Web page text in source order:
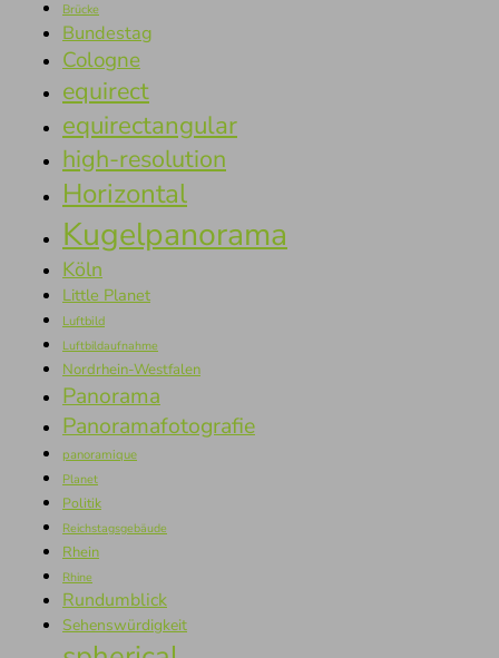
Brücke
Bundestag
Cologne
equirect
equirectangular
high-resolution
Horizontal
Kugelpanorama
Köln
Little Planet
Luftbild
Luftbildaufnahme
Nordrhein-Westfalen
Panorama
Panoramafotografie
panoramique
Planet
Politik
Reichstagsgebäude
Rhein
Rhine
Rundumblick
Sehenswürdigkeit